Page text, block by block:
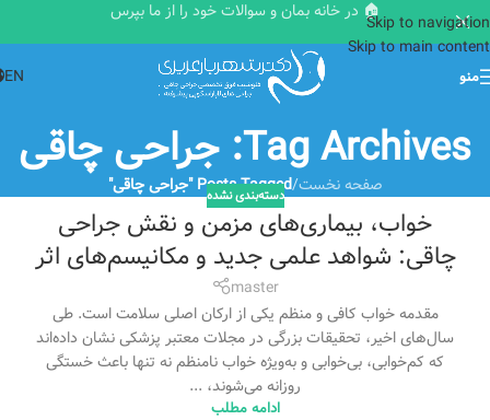
Skip to navigation
Skip to main content
🏠 در خانه بمان و سوالات خود را از ما بپرس
منو EN
Tag Archives: جراحی چاقی
صفحه نخست/Posts Tagged "جراحی چاقی"
دسته‌بندی نشده
خواب، بیماری‌های مزمن و نقش جراحی
چاقی: شواهد علمی جدید و مکانیسم‌های اثر
master
مقدمه خواب کافی و منظم یکی از ارکان اصلی سلامت است. طی
سال‌های اخیر، تحقیقات بزرگی در مجلات معتبر پزشکی نشان داده‌اند
که کم‌خوابی، بی‌خوابی و به‌ویژه خواب نامنظم نه تنها باعث خستگی
روزانه می‌شوند، ...
ادامه مطلب